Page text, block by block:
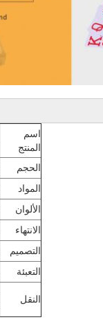
اسم
المنتج
الحجم
المواد
الألوان
الانتهاء
التصميم
التعبئة
النقل